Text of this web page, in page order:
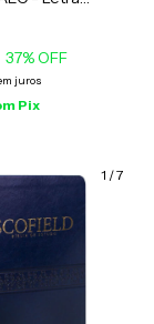
37% OFF
juros
Pix
1 /7